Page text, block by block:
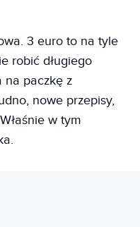
3 euro to na tyle
robić długiego
na paczkę z
nowe przepisy,
w tym